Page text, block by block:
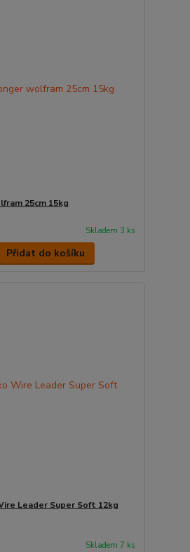
25cm 15kg
Skladem 3 ks
Přidat do košíku
Leader Super Soft 12kg
Skladem 7 ks